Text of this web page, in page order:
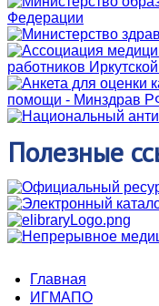
Полезные
Главная
ИГМАПО